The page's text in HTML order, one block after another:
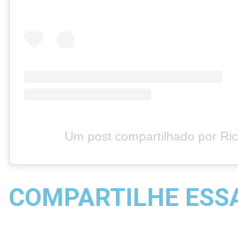
Um post compartilhado por
COMPARTILHE